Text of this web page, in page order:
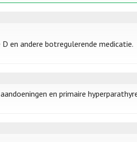
en andere botregulerende medicatie.
en primaire